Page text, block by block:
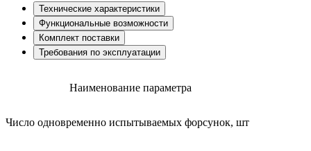
Технические характеристики
Функциональные возможности
Комплект поставки
Требования по эксплуатации
Наименование параметра
Число одновременно испытываемых форсунок, шт